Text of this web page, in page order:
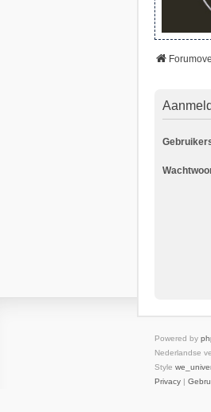
Powered by
Nederlandse
Style
Privacy |